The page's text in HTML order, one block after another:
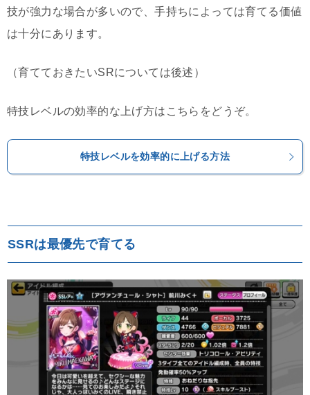
技が強力な場合が多いので、手持ちによっては育てる価値
は十分にあります。
（育てておきたいSRについては後述）
特技レベルの効率的な上げ方はこちらをどうぞ。
特技レベルを効率的に上げる方法
SSRは最優先で育てる